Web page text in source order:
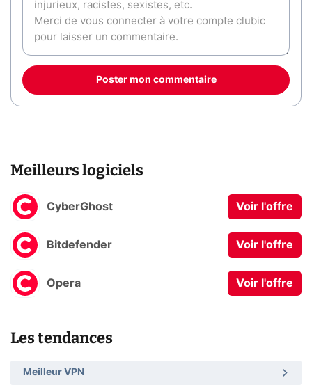
Poster mon commentaire
Meilleurs logiciels
CyberGhost Voir l'offre
Bitdefender Voir l'offre
Opera Voir l'offre
Les tendances
Meilleur VPN